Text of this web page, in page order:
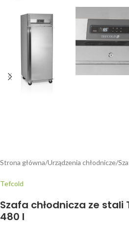
Strona główna/Urządzenia chłodnicze/
Tefcold
Szafa chłodnicza ze stali
480 l